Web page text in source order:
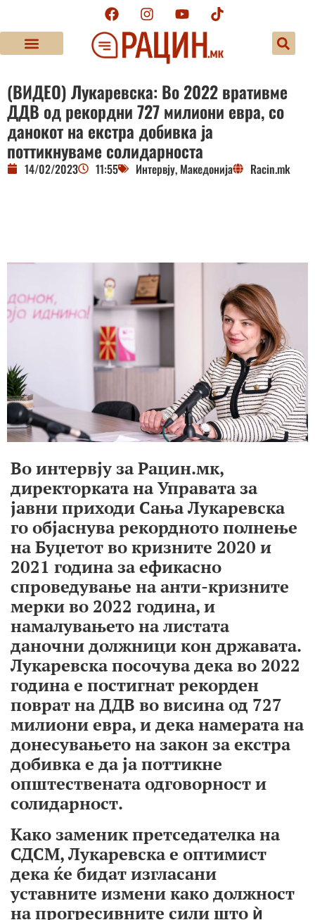
(ВИДЕО) Лукаревска: Во 2022 вративме
ДДВ од рекордни 727 милиони евра, со
данокот на екстра добивка ја
поттикнуваме солидарноста
14/02/2023 11:55 Интервју, Македонија Racin.mk
Во интервју за Рацин.мк,
директорката на Управата за
јавни приходи Сања Лукаревска
го објаснува рекордното полнење
на Буџетот во кризните 2020 и
2021 година за ефикасно
спроведување на анти-кризните
мерки во 2022 година, и
намалувањето на листата
даночни должници кон државата.
Лукаревска посочува дека во 2022
година е постигнат рекорден
поврат на ДДВ во висина од 727
милиони евра, и дека намерата на
донесувањето на закон за екстра
добивка е да ја поттикне
општествената одговорност и
солидарност.
Како заменик претседателка на
СДСМ, Лукаревска е оптимист
дека ќе бидат изгласани
уставните измени како должност
на прогресивните сили што ѝ